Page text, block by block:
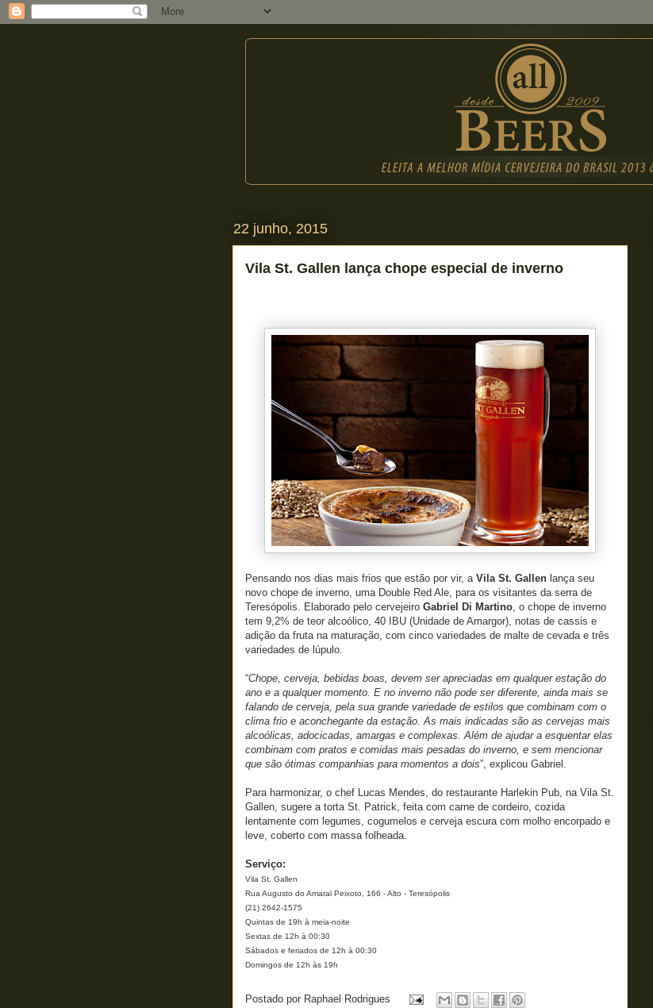
22 junho, 2015
Vila St. Gallen lança chope especial de inverno
Pensando nos dias mais frios que estão por vir, a Vila St. Gallen lança seu
novo chope de inverno, uma Double Red Ale, para os visitantes da serra de
Teresópolis. Elaborado pelo cervejeiro Gabriel Di Martino, o chope de inverno
tem 9,2% de teor alcoólico, 40 IBU (Unidade de Amargor), notas de cassis e
adição da fruta na maturação, com cinco variedades de malte de cevada e três
variedades de lúpulo.
“Chope, cerveja, bebidas boas, devem ser apreciadas em qualquer estação do
ano e a qualquer momento. E no inverno não pode ser diferente, ainda mais se
falando de cerveja, pela sua grande variedade de estilos que combinam com o
clima frio e aconchegante da estação. As mais indicadas são as cervejas mais
alcoólicas, adocicadas, amargas e complexas. Além de ajudar a esquentar elas
combinam com pratos e comidas mais pesadas do inverno, e sem mencionar
que são ótimas companhias para momentos a dois”, explicou Gabriel.
Para harmonizar, o chef Lucas Mendes, do restaurante Harlekin Pub, na Vila St.
Gallen, sugere a torta St. Patrick, feita com carne de cordeiro, cozida
lentamente com legumes, cogumelos e cerveja escura com molho encorpado e
leve, coberto com massa folheada.
Serviço:
Vila St. Gallen
Rua Augusto do Amaral Peixoto, 166 - Alto - Teresópolis
(21) 2642-1575
Quintas de 19h à meia-noite
Sextas de 12h à 00:30
Sábados e feriados de 12h à 00:30
Domingos de 12h às 19h
Postado por Raphael Rodrigues